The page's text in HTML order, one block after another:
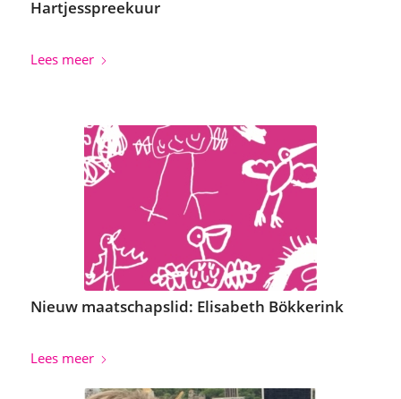
Hartjesspreekuur
Lees meer
Nieuw maatschapslid: Elisabeth Bökkerink
Lees meer